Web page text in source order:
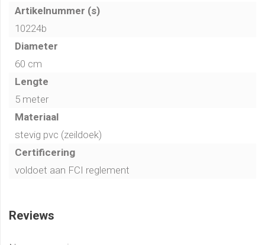
Artikelnummer (s)
10224b
Diameter
60 cm
Lengte
5 meter
Materiaal
stevig pvc (zeildoek)
Certificering
voldoet aan FCI reglement
Reviews